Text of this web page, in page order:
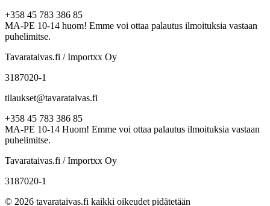
+358 45 783 386 85
MA-PE 10-14 huom! Emme voi ottaa palautus ilmoituksia vastaan
puhelimitse.
Tavarataivas.fi / Importxx Oy
3187020-1
tilaukset@tavarataivas.fi
+358 45 783 386 85
MA-PE 10-14 Huom! Emme voi ottaa palautus ilmoituksia vastaan
puhelimitse.
Tavarataivas.fi / Importxx Oy
3187020-1
© 2026 tavarataivas.fi kaikki oikeudet pidätetään